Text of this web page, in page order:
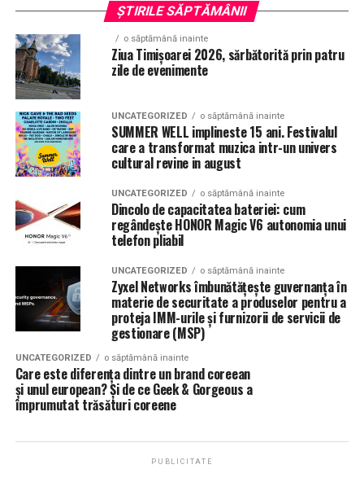
ȘTIRILE SĂPTĂMÂNII
o săptămână inainte
Ziua Timișoarei 2026, sărbătorită prin patru
zile de evenimente
UNCATEGORIZED o săptămână inainte
SUMMER WELL implineste 15 ani. Festivalul
care a transformat muzica intr-un univers
cultural revine in august
UNCATEGORIZED o săptămână inainte
Dincolo de capacitatea bateriei: cum
regândește HONOR Magic V6 autonomia unui
telefon pliabil
UNCATEGORIZED o săptămână inainte
Zyxel Networks îmbunătățește guvernanța în
materie de securitate a produselor pentru a
proteja IMM-urile și furnizorii de servicii de
gestionare (MSP)
UNCATEGORIZED o săptămână inainte
Care este diferența dintre un brand coreean
și unul european? Și de ce Geek & Gorgeous a
împrumutat trăsături coreene
PUBLICITATE